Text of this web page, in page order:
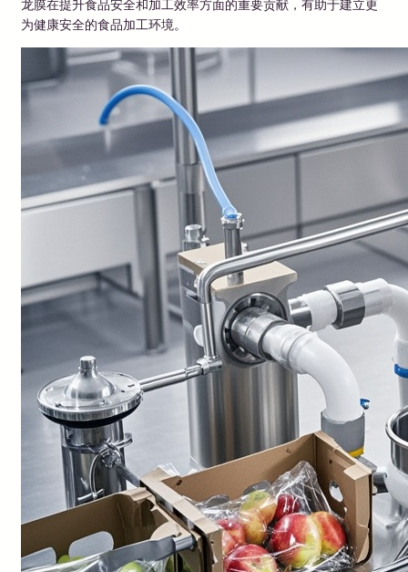
龙膜在提升食品安全和加工效率方面的重要贡献，有助于建立更
为健康安全的食品加工环境。